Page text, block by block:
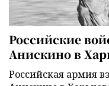
Российские
Анискино в
Российская армия